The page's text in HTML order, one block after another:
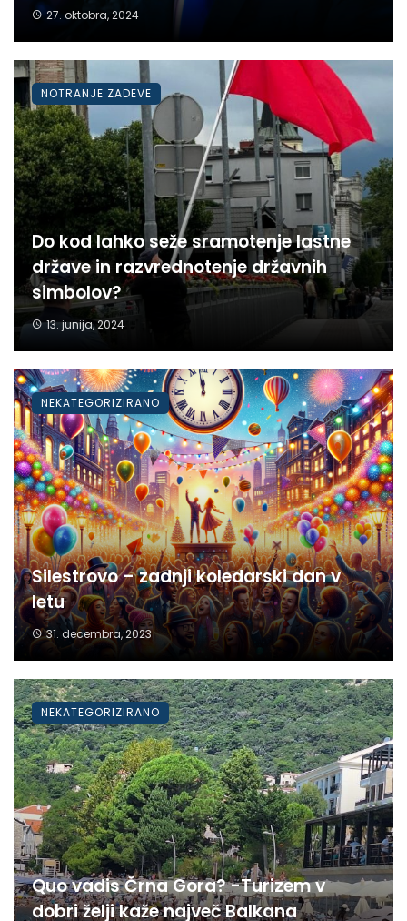
27. oktobra, 2024
Do kod lahko seže sramotenje lastne
države in razvrednotenje državnih
simbolov?
13. junija, 2024
NOTRANJE ZADEVE
Silestrovo – zadnji koledarski dan v
letu
31. decembra, 2023
NEKATEGORIZIRANO
Quo vadis Črna Gora? -Turizem v
dobri želji kaže največ Balkana
NEKATEGORIZIRANO